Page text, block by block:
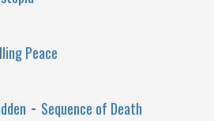
Peace
- Sequence of Death